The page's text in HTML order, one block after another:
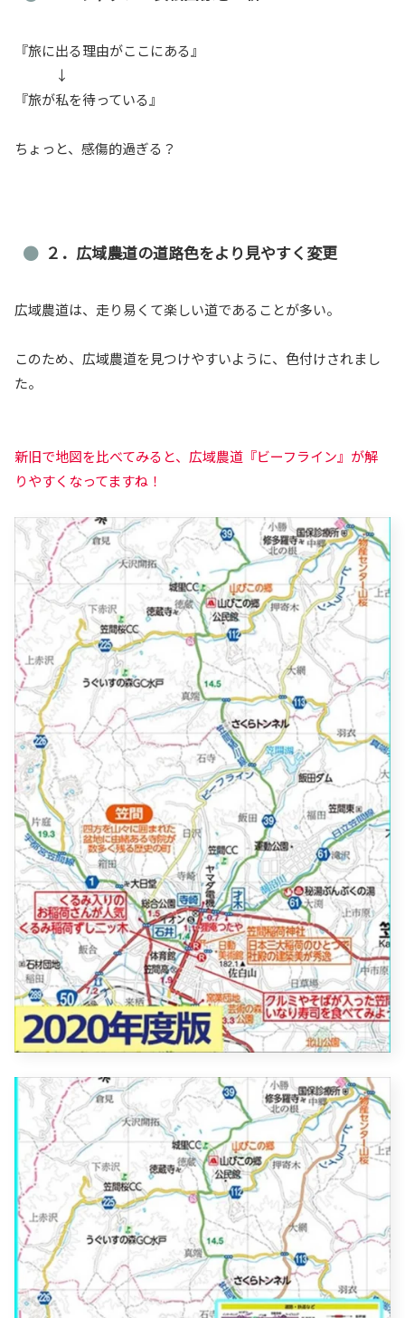
『旅に出る理由がここにある』
↓
『旅が私を待っている』
ちょっと、感傷的過ぎる？
２．広域農道の道路色をより見やすく変更
広域農道は、走り易くて楽しい道であることが多い。
このため、広域農道を見つけやすいように、色付けされまし
た。
新旧で地図を比べてみると、広域農道『ビーフライン』が解
りやすくなってますね！